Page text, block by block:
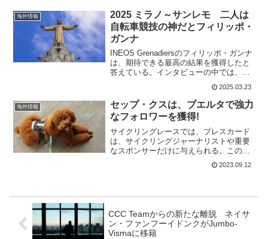
帰を目指しているファビオ...
海外情報
2025 ミラノ～サンレモ 二人は
自転車競技の神だとフィリッポ・
ガンナ
INEOS Grenadiersのフィリッポ・ガンナ
は、期待できる最高の結果を獲得したと
答えている。インタビューの中では、何
度も二人の世界チャンピオンの功績を称
え、この二人についていけたことを最高
の結果だと言及した。あきらめないフィ
リッポ・...
2025.03.23
海外情報
セップ・クスは、ブエルタで強力
なフォロワーを獲得!
サイクリングレースでは、プレスカード
は、サイクリングジャーナリストや重要
なスポンサーだけに与えられる。このカ
ードがないと、チームバス周辺や、重要
なエリアには入れない。だけど、ブエル
2023.09.12
CCC Teamからの新たな離脱 ネイサ
ン・ファンフーイドンクがJumbo-
Vismaに移籍